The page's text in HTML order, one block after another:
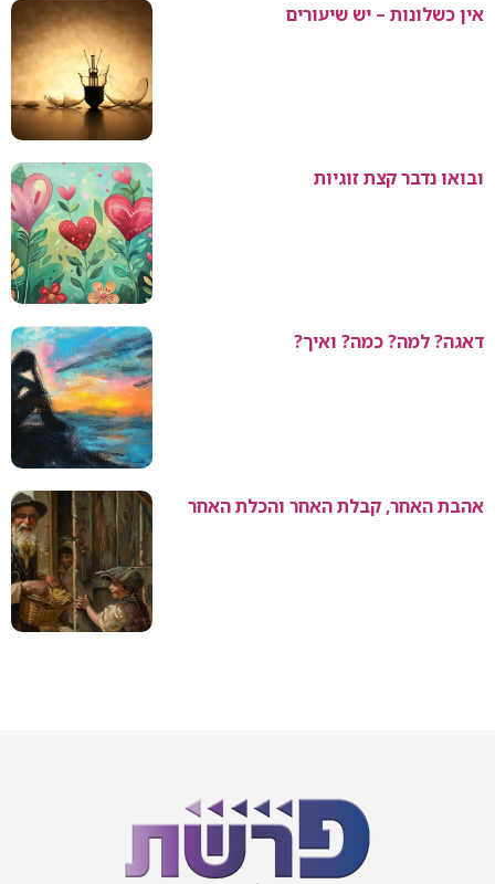
אין כשלונות – יש שיעורים
ובואו נדבר קצת זוגיות
דאגה? למה? כמה? ואיך?
אהבת האחר, קבלת האחר והכלת האחר